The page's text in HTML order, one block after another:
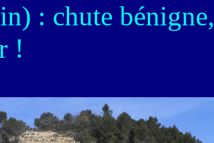
: chute
!